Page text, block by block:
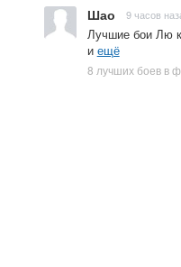
Шао 9 часов
Лучшие бои Лю
и ещё